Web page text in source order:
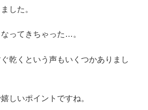
した。
ってきちゃった…。
乾くという声もいくつかありまし
しいポイントですね。